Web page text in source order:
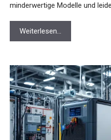
minderwertige Modelle und
Weiterlesen…